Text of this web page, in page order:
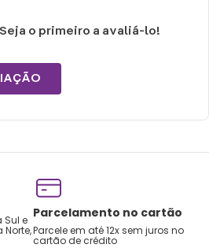
o primeiro a avaliá-lo!
Sul e
Norte,
Parcelamento no cartão
Parcele em até 12x sem juros no
cartão de crédito